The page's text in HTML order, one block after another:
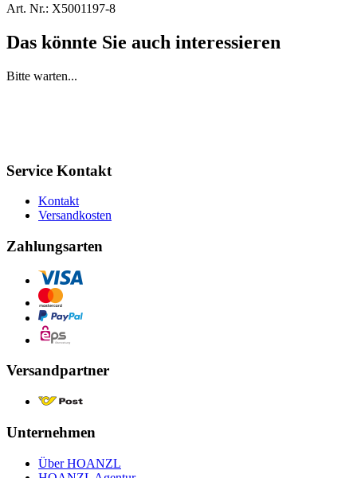
Art. Nr.: X5001197-8
Das könnte Sie auch interessieren
Bitte warten...
Service Kontakt
Kontakt
Versandkosten
Zahlungsarten
Versandpartner
Unternehmen
Über HOANZL